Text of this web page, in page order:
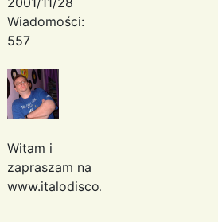
Wiadomości:
557
Witam i
zapraszam na
www.italodisco.pl